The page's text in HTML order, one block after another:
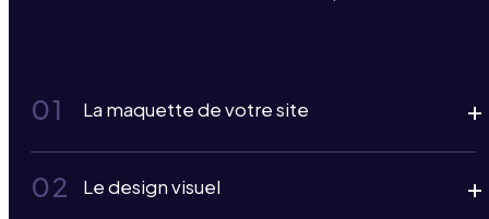
01 La maquette de votre site +
02 Le design visuel +